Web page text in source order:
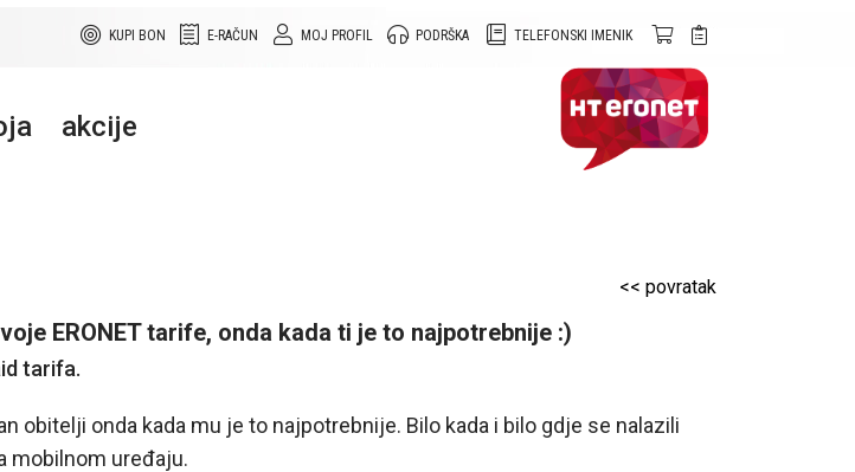
TELEFONSKI IMENIK
PODRŠKA
MOJ PROFIL
E-RAČUN
KUPI BON
akcije
<< povratak
ERONET tarife, onda kada ti je to najpotrebnije :)
tarifa.
obitelji onda kada mu je to najpotrebnije. Bilo kada i bilo gdje se nalazili
mobilnom uređaju.